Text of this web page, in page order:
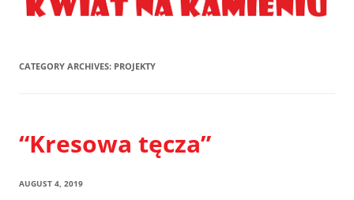
CATEGORY ARCHIVES: PROJEKTY
“Kresowa tęcza”
AUGUST 4, 2019